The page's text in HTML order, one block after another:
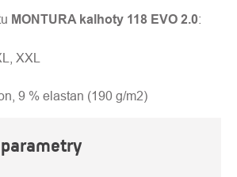
MONTURA kalhoty 118 EVO 2.0:
XXL
9 % elastan (190 g/m2)